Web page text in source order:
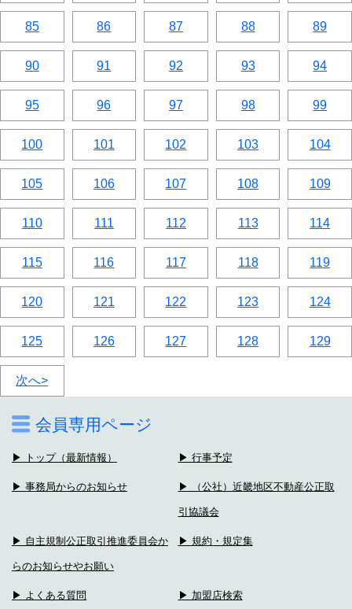
会員専用ページ
▶ トップ（最新情報） ▶ 行事予定
▶ 事務局からのお知らせ ▶ （公社）近畿地区不動産公正取
引協議会
▶ 自主規制公正取引推進委員会か
らのお知らせやお願い
▶ 規約・規定集
▶ よくある質問 ▶ 加盟店検索
85 86 87 88 89
90 91 92 93 94
95 96 97 98 99
100 101 102 103 104
105 106 107 108 109
110 111 112 113 114
115 116 117 118 119
120 121 122 123 124
125 126 127 128 129
次へ>